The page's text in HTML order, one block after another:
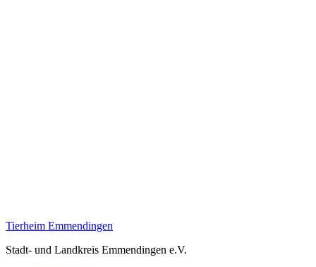
Tierheim Emmendingen
Stadt- und Landkreis Emmendingen e.V.